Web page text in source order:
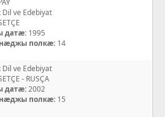
Dil ve Edebiyat
датæ: 1995
полкæ: 14
Dil ve Edebiyat
- RUSÇA
датæ:2002
полкæ: 15